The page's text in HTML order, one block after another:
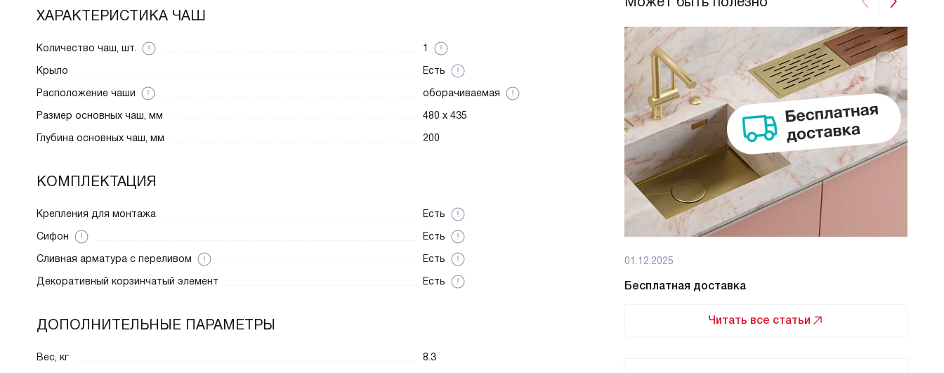
01.12.2025
Бесплатная доставка
Читать все статьи
ХАРАКТЕРИСТИКА ЧАШ
Количество чаш, шт.
1
Крыло
Есть
Расположение чаши
оборачиваемая
Размер основных чаш, мм
480 х 435
Глубина основных чаш, мм
200
КОМПЛЕКТАЦИЯ
Крепления для монтажа
Есть
Сифон
Есть
Cливная арматура с переливом
Есть
Декоративный корзинчатый элемент
Есть
ДОПОЛНИТЕЛЬНЫЕ ПАРАМЕТРЫ
Вес, кг
8.3